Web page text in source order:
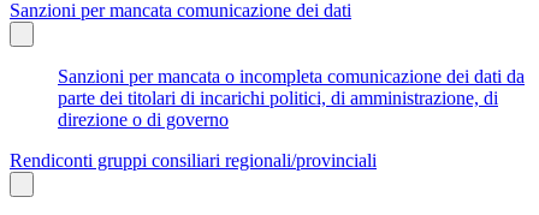
Sanzioni per mancata comunicazione dei dati
Sanzioni per mancata o incompleta comunicazione dei dati da
parte dei titolari di incarichi politici, di amministrazione, di
direzione o di governo
Rendiconti gruppi consiliari regionali/provinciali